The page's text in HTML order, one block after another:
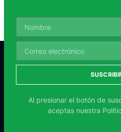
Al presionar el botón de
aceptas nuestra